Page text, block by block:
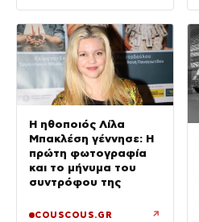
Η ηθοποιός Λίλα
Μπακλέση γέννησε: Η
πρώτη φωτογραφία
και το μήνυμα του
συντρόφου της
COUSCOUS.GR ↗